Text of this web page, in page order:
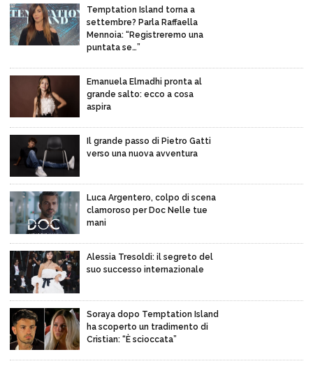
Temptation Island torna a
settembre? Parla Raffaella
Mennoia: “Registreremo una
puntata se…”
Emanuela Elmadhi pronta al
grande salto: ecco a cosa
aspira
Il grande passo di Pietro Gatti
verso una nuova avventura
Luca Argentero, colpo di scena
clamoroso per Doc Nelle tue
mani
Alessia Tresoldi: il segreto del
suo successo internazionale
Soraya dopo Temptation Island
ha scoperto un tradimento di
Cristian: “È scioccata”